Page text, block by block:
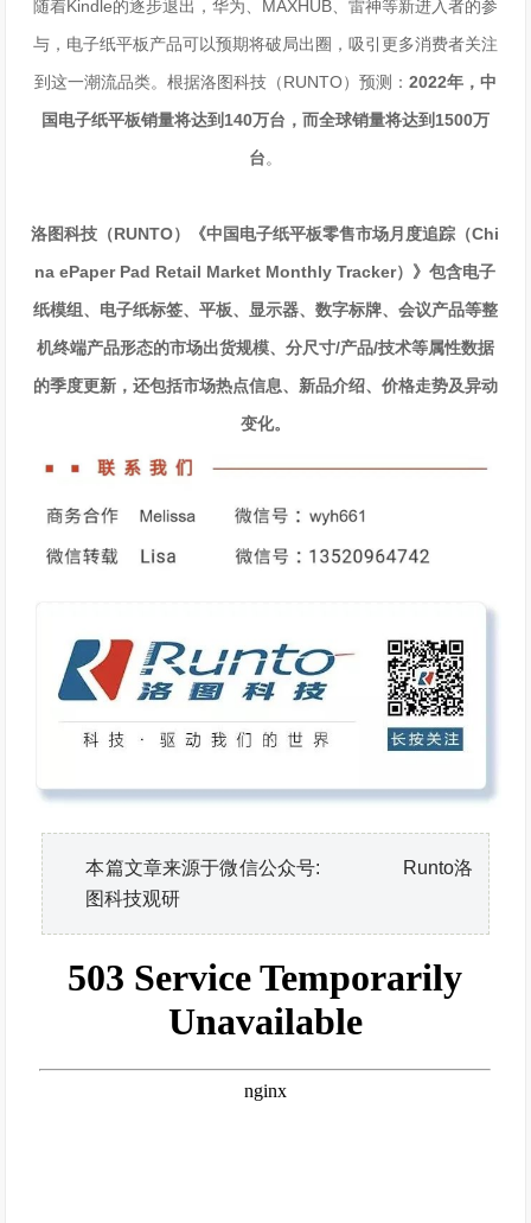
随着Kindle的逐步退出，华为、MAXHUB、雷神等新进入者的参
与，电子纸平板产品可以预期将破局出圈，吸引更多消费者关注
到这一潮流品类。根据洛图科技（RUNTO）预测： 2022年，中
国电子纸平板销量将达到140万台，而全球销量将达到1500万
台。
洛图科技（RUNTO）《中国电子纸平板零售市场月度追踪（Chi
na ePaper Pad Retail Market Monthly Tracker）》包含电子
纸模组、电子纸标签、平板、显示器、数字标牌、会议产品等整
机终端产品形态的市场出货规模、分尺寸/产品/技术等属性数据
的季度更新，还包括市场热点信息、新品介绍、价格走势及异动
变化。
本篇文章来源于微信公众号: Runto洛
图科技观研